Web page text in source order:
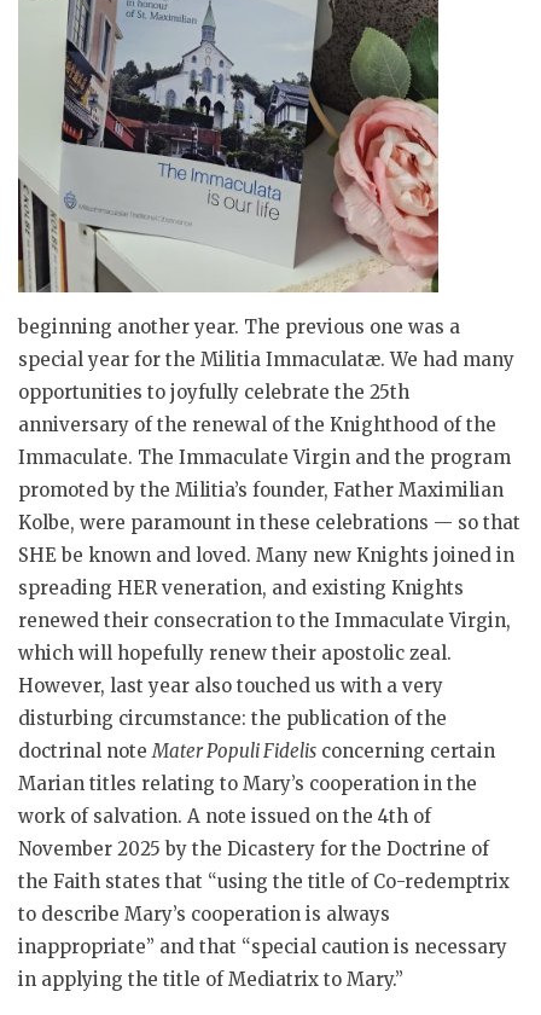
beginning another year. The previous one was a
special year for the Militia Immaculatæ. We had many
opportunities to joyfully celebrate the 25th
anniversary of the renewal of the Knighthood of the
Immaculate. The Immaculate Virgin and the program
promoted by the Militia’s founder, Father Maximilian
Kolbe, were paramount in these celebrations — so that
SHE be known and loved. Many new Knights joined in
spreading HER veneration, and existing Knights
renewed their consecration to the Immaculate Virgin,
which will hopefully renew their apostolic zeal.
However, last year also touched us with a very
disturbing circumstance: the publication of the
doctrinal note Mater Populi Fidelis concerning certain
Marian titles relating to Mary’s cooperation in the
work of salvation. A note issued on the 4th of
November 2025 by the Dicastery for the Doctrine of
the Faith states that “using the title of Co-redemptrix
to describe Mary’s cooperation is always
inappropriate” and that “special caution is necessary
in applying the title of Mediatrix to Mary.”